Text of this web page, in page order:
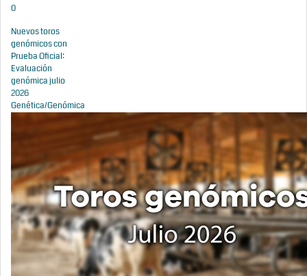
0
Nuevos toros
genómicos con
Prueba Oficial:
Evaluación
genómica julio
2026
Genética/Genómica